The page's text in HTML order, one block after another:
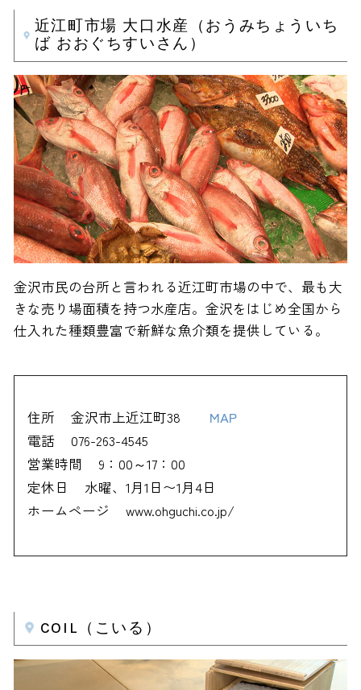
近江町市場 大口水産（おうみちょういち
ば おおぐちすいさん）
金沢市民の台所と言われる近江町市場の中で、最も大
きな売り場面積を持つ水産店。金沢をはじめ全国から
仕入れた種類豊富で新鮮な魚介類を提供している。
住所 金沢市上近江町38
MAP
電話
076-263-4545
営業時間
9：00～17：00
定休日
水曜、1月1日〜1月4日
ホームページ
www.ohguchi.co.jp/
COIL（こいる）